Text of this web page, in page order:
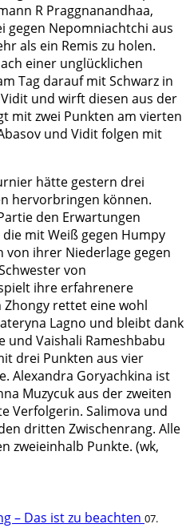
R Praggnanandhaa,
gegen Nepomniachtchi aus
als ein Remis zu holen.
einer unglücklichen
Tag darauf mit Schwarz in
und wirft diesen aus der
mit zwei Punkten am vierten
und Vidit folgen mit
hätte gestern drei
hervorbringen können.
den Erwartungen
mit Weiß gegen Humpy
ihrer Niederlage gegen
von
ihre erfahrenere
Zhongy rettet eine wohl
Lagno und bleibt dank
und Vaishali Rameshbabu
drei Punkten aus vier
Alexandra Goryachkina ist
Muzycuk aus der zweiten
Verfolgerin. Salimova und
dritten Zwischenrang. Alle
zweieinhalb Punkte. (wk,
– Das ist zu beachten 07.